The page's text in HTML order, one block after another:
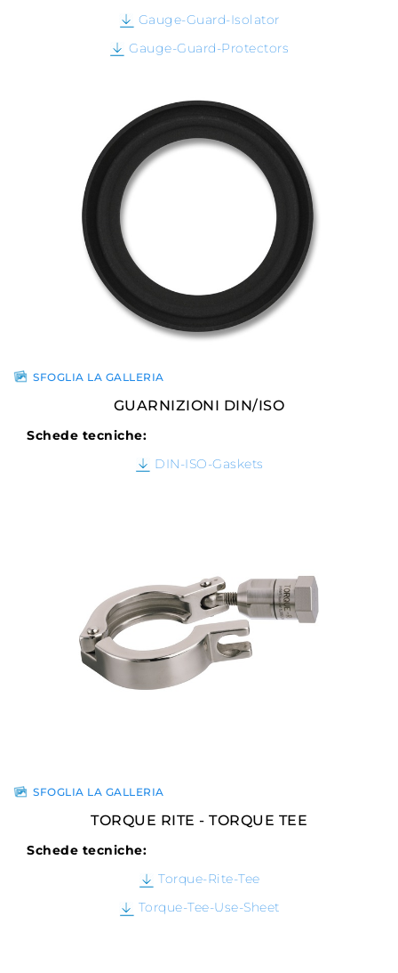
Gauge-Guard-Isolator
Gauge-Guard-Protectors
SFOGLIA LA GALLERIA
GUARNIZIONI DIN/ISO
Schede tecniche:
DIN-ISO-Gaskets
SFOGLIA LA GALLERIA
TORQUE RITE - TORQUE TEE
Schede tecniche:
Torque-Rite-Tee
Torque-Tee-Use-Sheet